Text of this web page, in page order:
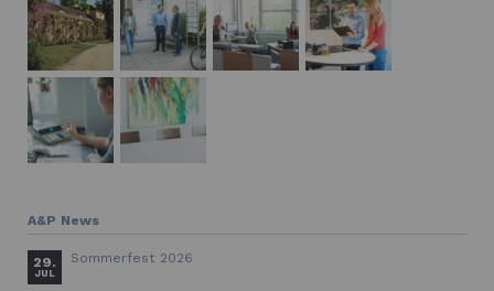
A&P News
29.
JUL
Sommerfest 2026